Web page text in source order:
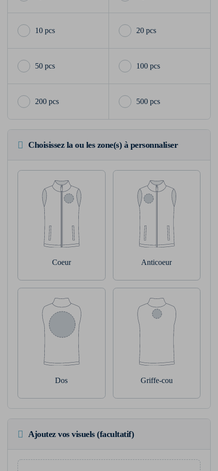
10 pcs 20 pcs
50 pcs 100 pcs
200 pcs 500 pcs
Choisissez la ou les zone(s) à personnaliser
Coeur Anticoeur
Dos Griffe-cou
Ajoutez vos visuels (facultatif)